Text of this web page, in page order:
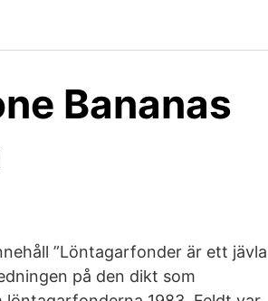
Bananas
”Löntagarfonder är ett jävla
på den dikt som